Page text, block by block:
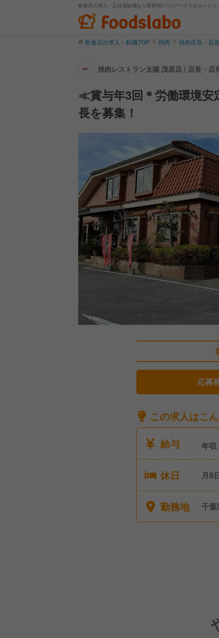
飲食店の求人・正社員転職なら業界NO.1のフーズラボエージェ
飲食店の求人・転職TOP 焼肉 焼肉店長・店
焼肉レストラン太陽 茂原店 | 店長・店
≪賞与年3回＊労働環境
長を募集！
応募
この求人はこ
給与
年収
休日
月8
勤務地 千